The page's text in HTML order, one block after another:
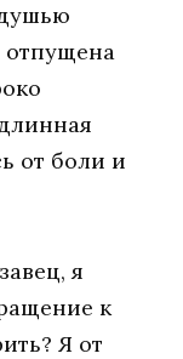
отпущена
от боли и
я
к
Я от